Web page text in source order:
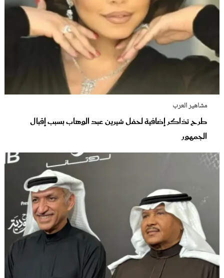
مشاهير العرب
طرح تذاكر إضافية لحفل شيرين عبد الوهاب بسبب إقبال
الجمهور